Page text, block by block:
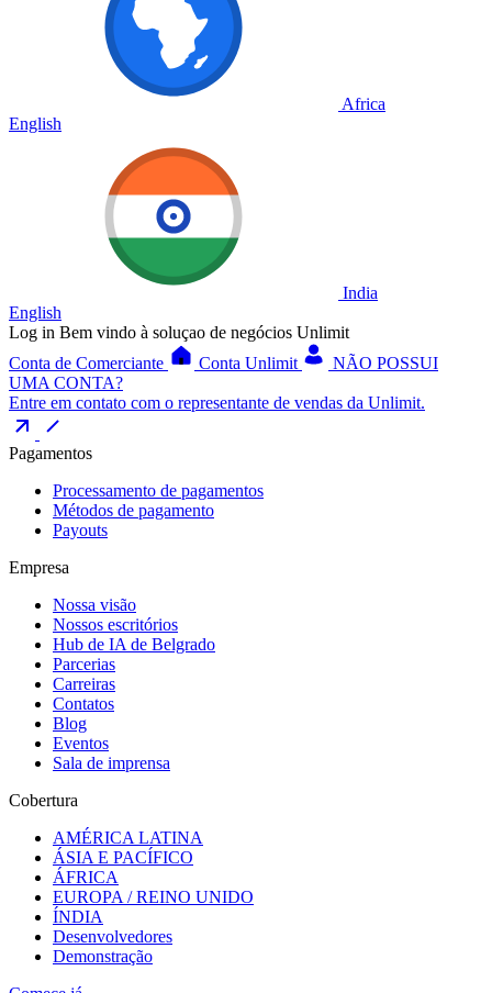
Africa
English
India
English
Log in Bem vindo à soluçao de negócios Unlimit
Conta de Comerciante
Conta Unlimit
NÃO POSSUI
UMA CONTA?
Entre em contato com o representante de vendas da Unlimit.
Pagamentos
Processamento de pagamentos
Métodos de pagamento
Payouts
Empresa
Nossa visão
Nossos escritórios
Hub de IA de Belgrado
Parcerias
Carreiras
Contatos
Blog
Eventos
Sala de imprensa
Cobertura
AMÉRICA LATINA
ÁSIA E PACÍFICO
ÁFRICA
EUROPA / REINO UNIDO
ÍNDIA
Desenvolvedores
Demonstração